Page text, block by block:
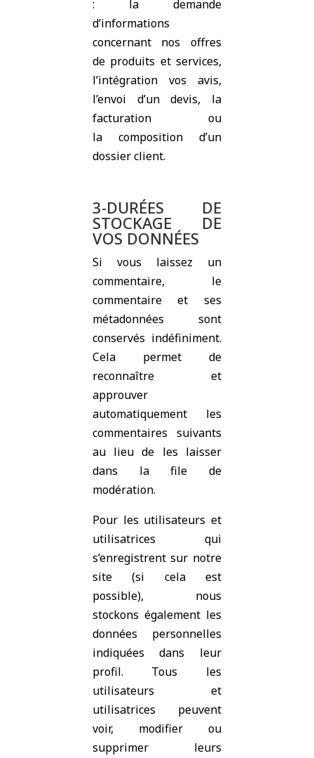
: la demande
d’informations
concernant nos offres
de produits et services,
l’intégration vos avis,
l’envoi d’un devis, la
facturation ou
la composition d’un
dossier client.
3-DURÉES DE
STOCKAGE DE
VOS DONNÉES
Si vous laissez un
commentaire, le
commentaire et ses
métadonnées sont
conservés indéfiniment.
Cela permet de
reconnaître et
approuver
automatiquement les
commentaires suivants
au lieu de les laisser
dans la file de
modération.
Pour les utilisateurs et
utilisatrices qui
s’enregistrent sur notre
site (si cela est
possible), nous
stockons également les
données personnelles
indiquées dans leur
profil. Tous les
utilisateurs et
utilisatrices peuvent
voir, modifier ou
supprimer leurs